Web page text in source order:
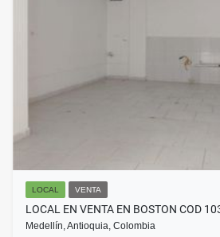
LOCAL VENTA
LOCAL EN VENTA EN BOSTON COD
Medellín, Antioquia, Colombia